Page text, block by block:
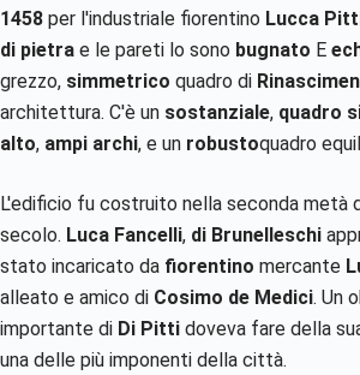
1458 per l'industriale fiorentino Lucca
di pietra e le pareti lo sono bugnato E
grezzo, simmetrico quadro di
architettura. C'è un sostanziale, quadro
alto, ampi archi, e un robustoquadro
L'edificio fu costruito nella seconda metà
secolo. Luca Fancelli, di Brunelleschi
stato incaricato da fiorentino mercante
alleato e amico di Cosimo de Medici. Un
importante di Di Pitti doveva fare della
una delle più imponenti della città.